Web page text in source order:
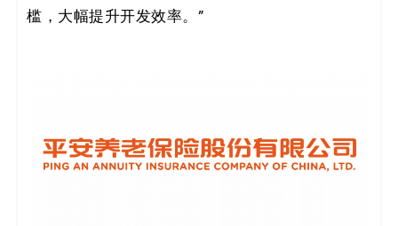
码
方
案
槛，大幅提升开发效率。”